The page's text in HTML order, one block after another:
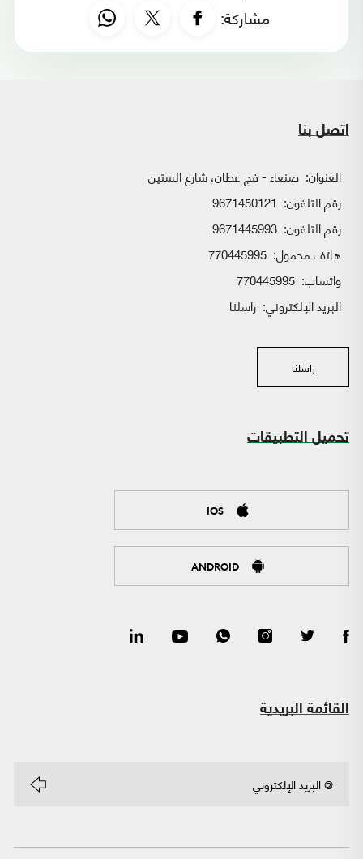
مشاركة:
اتصل بنا
العنوان: صنعاء - فج عطان، شارع الستين
رقم التلفون: 9671450121
رقم التلفون: 9671445993
هاتف محمول: 770445995
واتساب:
البريد الإلكتروني: راسلنا
راسلنا
تحميل التطبيقات
IOS
ANDROID
القائمة البريدية